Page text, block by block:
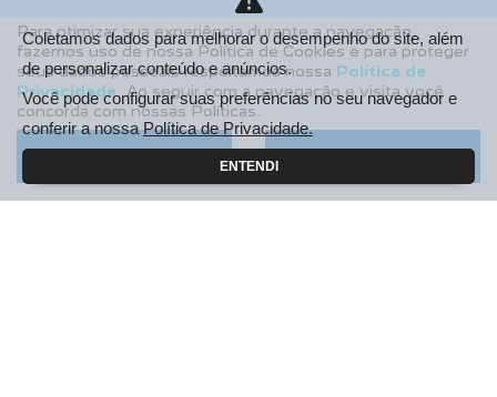
Sobre Nós
Fale Conosco
Agende um Emotion Drive
Trabalhe Conosco
Política de Privacidade
Para otimizar sua experiência durante a navegação,
fazemos uso de nossa Política de Cookies e para proteger
seus dados pessoais respeitamos nossa Política de
Privacidade . Ao seguir com a navegação e visita você
concorda com nossas Políticas.
Aceitar Recusar
Coletamos dados para melhorar o desempenho do site, além
de personalizar conteúdo e anúncios.
Você pode configurar suas preferências no seu navegador e
conferir a nossaPolítica de Privacidade.
ENTENDI